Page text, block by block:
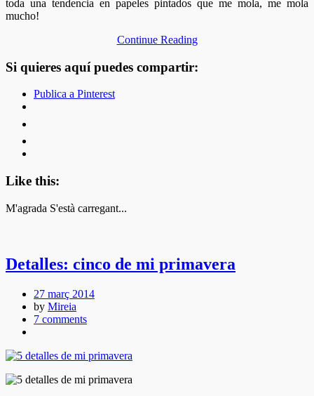
toda una tendencia en papeles pintados que me mola, me mola
mucho!
Continue Reading
Si quieres aquí puedes compartir:
Publica a Pinterest
Like this:
M'agrada S'està carregant...
Detalles: cinco de mi primavera
27 març 2014
by Mireia
7 comments